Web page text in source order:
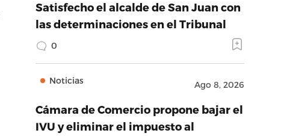
Satisfecho el alcalde de San Juan con
las determinaciones en el Tribunal
0
Noticias Ago 8, 2026
Cámara de Comercio propone bajar el
IVU y eliminar el impuesto al